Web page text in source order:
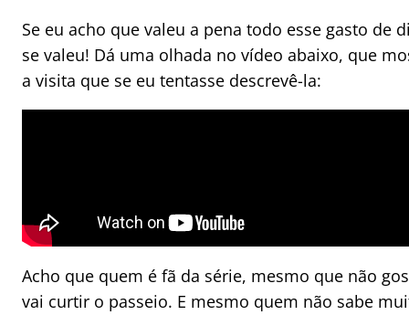
Se eu acho que valeu a pena todo esse gasto de
se valeu! Dá uma olhada no vídeo abaixo, que
a visita que se eu tentasse descrevê-la:
Acho que quem é fã da série, mesmo que não
vai curtir o passeio. E mesmo quem não sabe